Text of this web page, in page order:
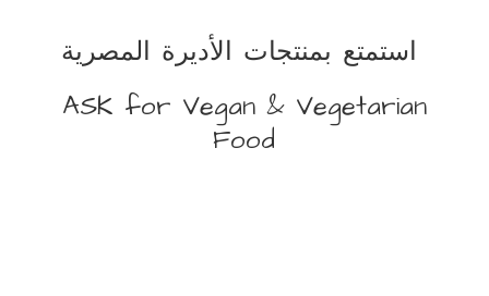
ASK for Vegan & Vegetarian
Food